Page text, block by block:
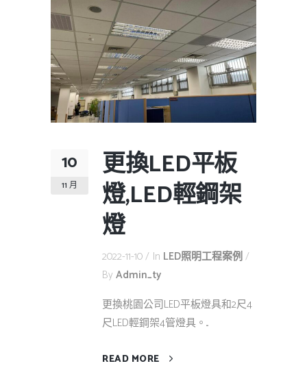
10
11 月
更換LED平板
燈,LED輕鋼架
燈
2022-11-10 In LED照明工程案例
By Admin_ty
更換桃園公司LED平板燈具和2尺4
尺LED輕鋼架4管燈具。...
READ MORE